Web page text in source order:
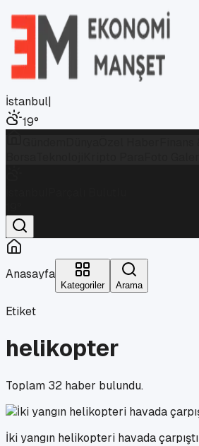
İstanbul|
19°
Anasayfa
Kategoriler Arama
Etiket
helikopter
Toplam 32 haber bulundu.
İki yangın helikopteri havada çarpıştı